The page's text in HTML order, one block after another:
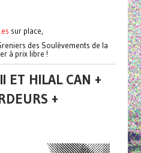
sur place,
des Soulèvements de la
à prix libre !
ET HILAL CAN +
+